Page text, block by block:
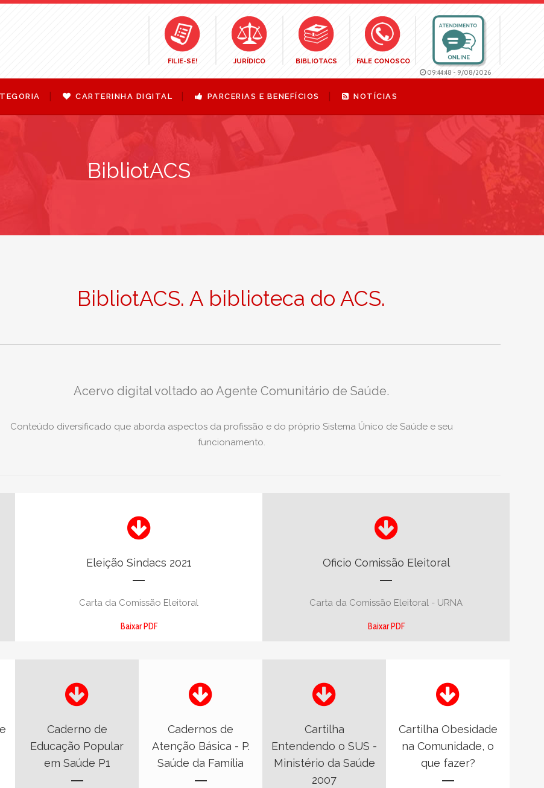
09:44:49 - 9/08/2026
FILIE-SE! JURÍDICO BIBLIOTACS FALE CONOSCO
CARTERINHA DIGITAL PARCERIAS E BENEFÍCIOS NOTÍCIAS
BibliotACS
BibliotACS. A biblioteca do ACS.
Acervo digital voltado ao Agente Comunitário de Saúde.
Conteúdo diversificado que aborda aspectos da profissão e do próprio Sistema Único de Saúde e seu
funcionamento.
Eleição Sindacs 2021
Carta da Comissão Eleitoral
Baixar PDF
Oficio Comissão Eleitoral
Carta da Comissão Eleitoral - URNA
Baixar PDF
Caderno de
Educação Popular
em Saúde P1
Cadernos de
Atenção Básica - P.
Saúde da Família
Cartilha
Entendendo o SUS -
Ministério da Saúde
2007
Cartilha Obesidade
na Comunidade, o
que fazer?